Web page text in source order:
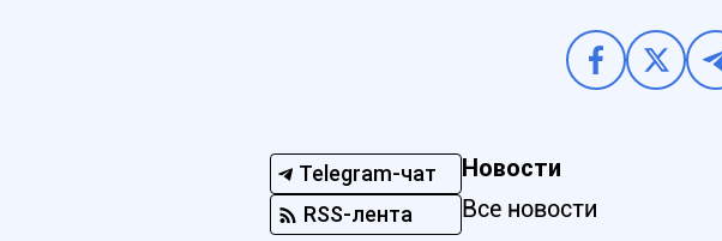
Telegram-чат
RSS-лента
Новости
Все новости